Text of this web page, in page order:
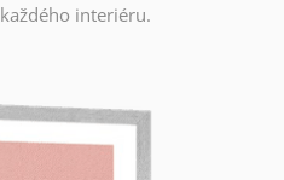
interiéru.